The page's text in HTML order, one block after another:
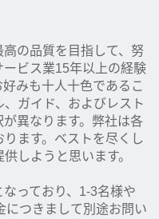
の品質を目指して、努
ビス業15年以上の経験
みも十人十色であるこ
ガイド、およびレスト
異なります。弊社は各
ます。ベストを尽くし
しようと思います。
っており、1-3名様や
につきまして別途お問い